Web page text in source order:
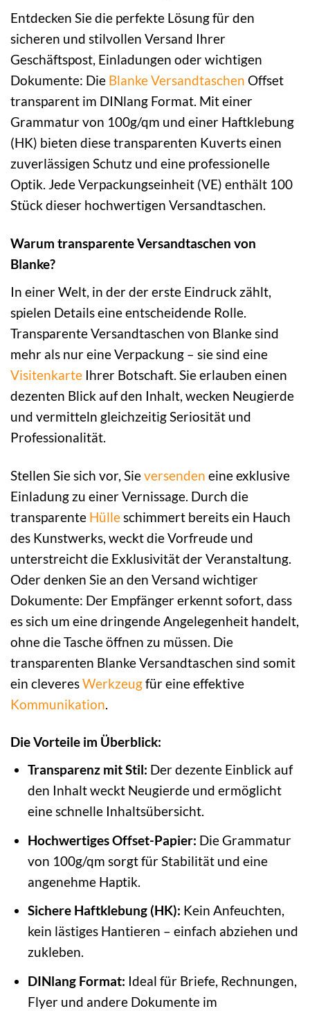
Entdecken Sie die perfekte Lösung für den
sicheren und stilvollen Versand Ihrer
Geschäftspost, Einladungen oder wichtigen
Dokumente: Die BlankeVersandtaschen Offset
transparent im DINlang Format. Mit einer
Grammatur von 100g/qm und einer Haftklebung
(HK) bieten diese transparenten Kuverts einen
zuverlässigen Schutz und eine professionelle
Optik. Jede Verpackungseinheit (VE) enthält 100
Stück dieser hochwertigen Versandtaschen.
Warum transparente Versandtaschen von
Blanke?
In einer Welt, in der der erste Eindruck zählt,
spielen Details eine entscheidende Rolle.
Transparente Versandtaschen von Blanke sind
mehr als nur eine Verpackung – sie sind eine
Visitenkarte Ihrer Botschaft. Sie erlauben einen
dezenten Blick auf den Inhalt, wecken Neugierde
und vermitteln gleichzeitig Seriosität und
Professionalität.
Stellen Sie sich vor, Sieversenden eine exklusive
Einladung zu einer Vernissage. Durch die
transparente Hülle schimmert bereits ein Hauch
des Kunstwerks, weckt die Vorfreude und
unterstreicht die Exklusivität der Veranstaltung.
Oder denken Sie an den Versand wichtiger
Dokumente: Der Empfänger erkennt sofort, dass
es sich um eine dringende Angelegenheit handelt,
ohne die Tasche öffnen zu müssen. Die
transparenten Blanke Versandtaschen sind somit
ein cleveresWerkzeugfür eine effektive
Kommunikation
Die Vorteile im Überblick:
Transparenz mit Stil: Der dezente Einblick auf
den Inhalt weckt Neugierde und ermöglicht
eine schnelle Inhaltsübersicht.
Hochwertiges Offset-Papier: Die Grammatur
von 100g/qm sorgt für Stabilität und eine
angenehme Haptik.
Sichere Haftklebung (HK): Kein Anfeuchten,
kein lästiges Hantieren – einfach abziehen und
zukleben.
DINlang Format: Ideal für Briefe, Rechnungen,
Flyer und andere Dokumente im